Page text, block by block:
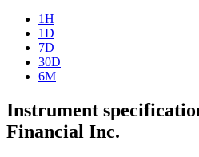
1H
1D
7D
30D
6M
Instrument
Financial Inc.